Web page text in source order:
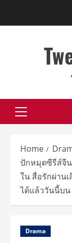
Primary
Home
ปักหมุดซีรีส์จี
ใน สื่อรักผ่านเ
ได้แล้ววันนี้บน
Drama